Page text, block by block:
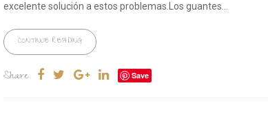
excelente solución a estos problemas.Los guantes...
CONTINUE READING
Share Save